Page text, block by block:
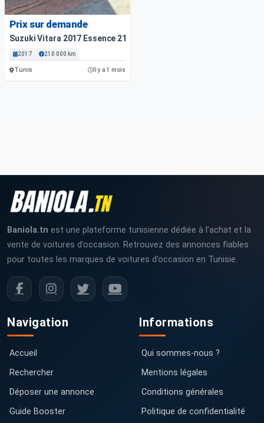
Prix sur demande
Suzuki Vitara 2017 Essence 210 000 Km
2017 210 000 km
Tunis Il y a 1 mois
Baniola.tn est une plateforme tunisienne dédiée à l’achat et la
vente de voitures d’occasion. Retrouvez des annonces fiables
pour toutes les marques de voitures d’occasion en Tunisie.
Navigation
Accueil
Rechercher
Déposer une annonce
Guide Booster
Informations
Qui sommes-nous ?
Mentions légales
Conditions générales
Politique de confidentialité